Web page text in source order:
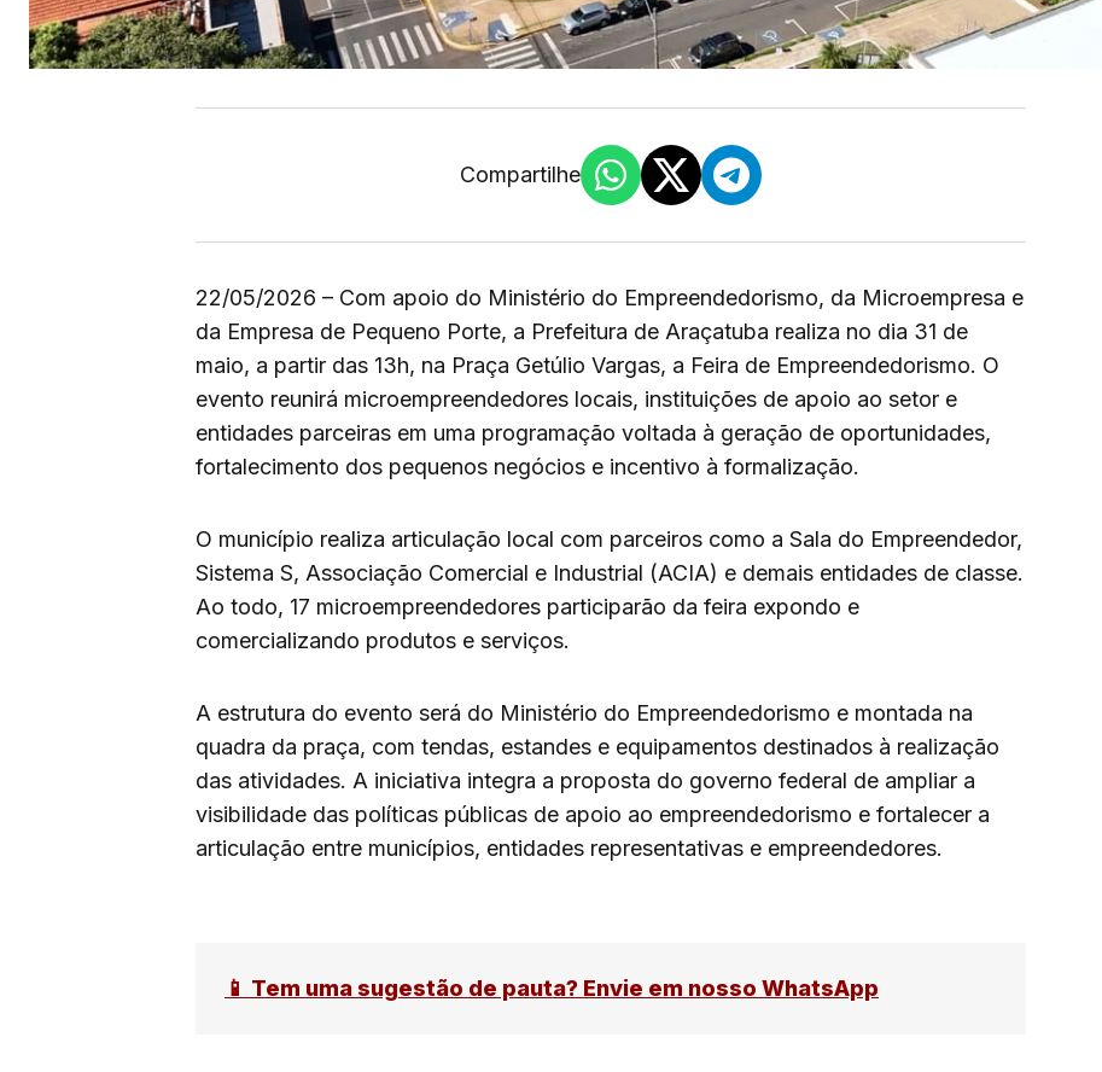
Compartilhe
22/05/2026 – Com apoio do Ministério do Empreendedorismo, da Microempresa e
da Empresa de Pequeno Porte, a Prefeitura de Araçatuba realiza no dia 31 de
maio, a partir das 13h, na Praça Getúlio Vargas, a Feira de Empreendedorismo. O
evento reunirá microempreendedores locais, instituições de apoio ao setor e
entidades parceiras em uma programação voltada à geração de oportunidades,
fortalecimento dos pequenos negócios e incentivo à formalização.
O município realiza articulação local com parceiros como a Sala do Empreendedor,
Sistema S, Associação Comercial e Industrial (ACIA) e demais entidades de classe.
Ao todo, 17 microempreendedores participarão da feira expondo e
comercializando produtos e serviços.
A estrutura do evento será do Ministério do Empreendedorismo e montada na
quadra da praça, com tendas, estandes e equipamentos destinados à realização
das atividades. A iniciativa integra a proposta do governo federal de ampliar a
visibilidade das políticas públicas de apoio ao empreendedorismo e fortalecer a
articulação entre municípios, entidades representativas e empreendedores.
📱 Tem uma sugestão de pauta? Envie em nosso WhatsApp